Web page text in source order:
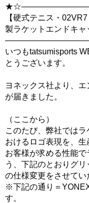
【硬式テニス・
製ラケットエンドキャ
いつもtatsumisports
とうございます。
ヨネックス社より、
が届きました。
（ここから）
このたび、弊社では
おけるロゴ表現を、生
お客様が求める性能
う、下記のとおりグ
の仕様変更をさせてい
※下記の通り＝
す。